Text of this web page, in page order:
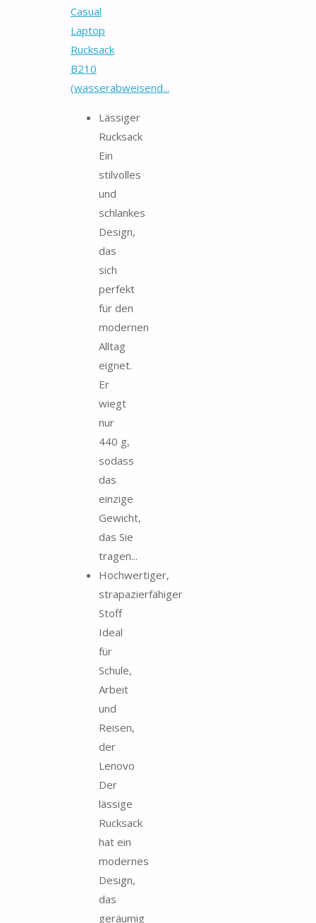
Casual
Laptop
Rucksack
B210
(wasserabweisend...
Lässiger
Rucksack
Ein
stilvolles
und
schlankes
Design,
das
sich
perfekt
für den
modernen
Alltag
eignet.
Er
wiegt
nur
440 g,
sodass
das
einzige
Gewicht,
das Sie
tragen...
Hochwertiger,
strapazierfähiger
Stoff
Ideal
für
Schule,
Arbeit
und
Reisen,
der
Lenovo
Der
lässige
Rucksack
hat ein
modernes
Design,
das
geräumig